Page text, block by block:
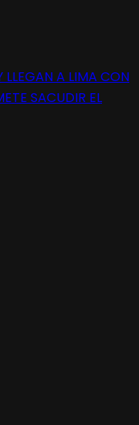
LLEGAN A LIMA CON
SACUDIR EL